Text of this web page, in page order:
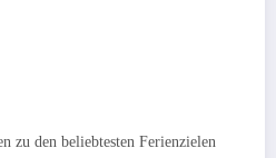
zu den beliebtesten Ferienzielen